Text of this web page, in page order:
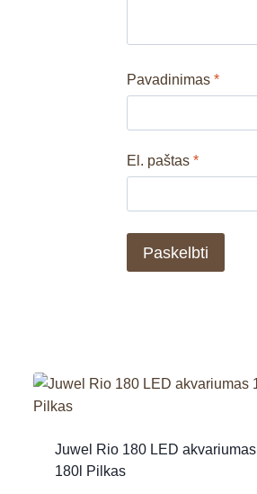
Pavadinimas*
El. paštas*
Juwel Rio 180 LED akvariumas
180l Pilkas